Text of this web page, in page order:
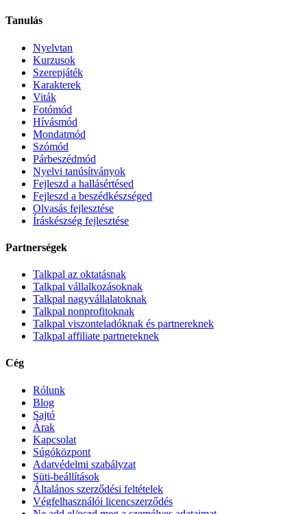
Tanulás
Nyelvtan
Kurzusok
Szerepjáték
Karakterek
Viták
Fotómód
Hívásmód
Mondatmód
Szómód
Párbeszédmód
Nyelvi tanúsítványok
Fejleszd a hallásértésed
Fejleszd a beszédkészséged
Olvasás fejlesztése
Íráskészség fejlesztése
Partnerségek
Talkpal az oktatásnak
Talkpal vállalkozásoknak
Talkpal nagyvállalatoknak
Talkpal nonprofitoknak
Talkpal viszonteladóknak és partnereknek
Talkpal affiliate partnereknek
Cég
Rólunk
Blog
Sajtó
Árak
Kapcsolat
Súgóközpont
Adatvédelmi szabályzat
Süti-beállítások
Általános szerződési feltételek
Végfelhasználói licencszerződés